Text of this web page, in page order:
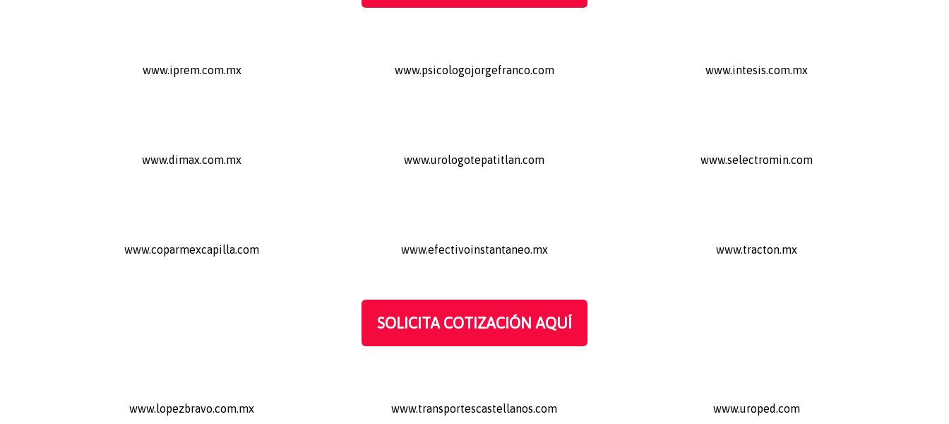
www.iprem.com.mx www.psicologojorgefranco.com www.intesis.com.mx
www.dimax.com.mx www.urologotepatitlan.com www.selectromin.com
www.coparmexcapilla.com www.efectivoinstantaneo.mx www.tracton.mx
SOLICITA COTIZACIÓN AQUÍ
www.lopezbravo.com.mx www.transportescastellanos.com www.uroped.com